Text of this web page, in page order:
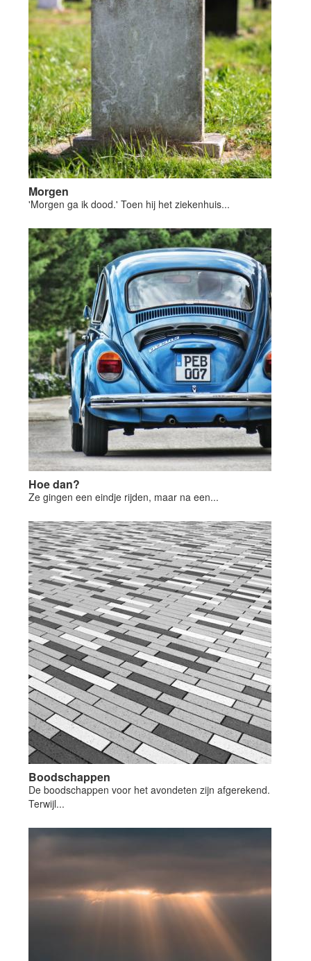
Morgen
'Morgen ga ik dood.' Toen hij het ziekenhuis...
Hoe dan?
Ze gingen een eindje rijden, maar na een...
Boodschappen
De boodschappen voor het avondeten zijn afgerekend.
Terwijl...